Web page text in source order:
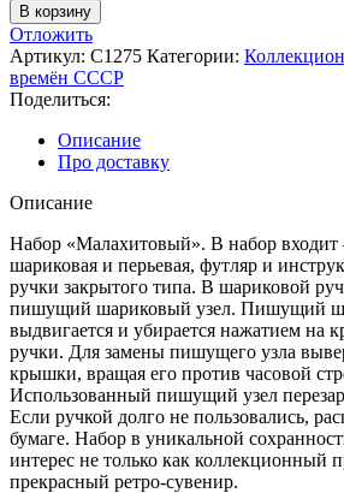
В корзину
Отложить
Артикул: С1275 Категории:
времён СССР
Поделиться:
Описание
Про доставку
Описание
Набор «Малахитовый». В набор
шариковая и перьевая, футляр и
ручки закрытого типа. В шариковой
пишущий шариковый узел. Пишущий
выдвигается и убирается нажатием на
ручки. Для замены пишущего узла
крышки, вращая его против часовой
Использованный пишущий узел
Если ручкой долго не пользовались,
бумаге. Набор в уникальной
интерес не только как коллекционный
прекрасный ретро-сувенир.